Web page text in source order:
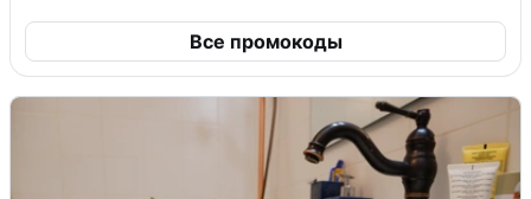
Все промокоды